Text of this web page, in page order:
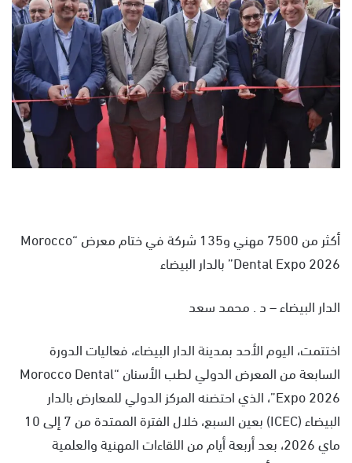
ر
ي
د
ا
إ
ر
ا
أكثر من 7500 مهني و135 شركة في ختام معرض “Morocco
Dental Expo 2026” بالدار البيضاء
الدار البيضاء – د . محمد سعد
اختتمت، اليوم الأحد بمدينة الدار البيضاء، فعاليات الدورة
السابعة من المعرض الدولي لطب الأسنان “Morocco Dental
Expo 2026”، الذي احتضنه المركز الدولي للمعارض بالدار
البيضاء (ICEC) بعين السبع، خلال الفترة الممتدة من 7 إلى 10
ماي 2026، بعد أربعة أيام من اللقاءات المهنية والعلمية